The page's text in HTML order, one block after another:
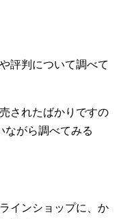
評判について調べて
されたばかりですの
ながら調べてみる
インショップに、か